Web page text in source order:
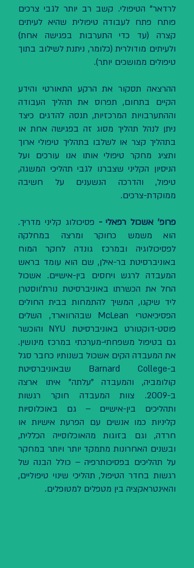
לרדאר" הטיפולי. קשב רב יותר לגבי צרכים
פותח פתח לעבודה טיפולית שהיא לעיתים
קצרה (עד כדי התערבות בפגישה אחת)
ולעיתים מודולרית (כלומר, ניתנת לשילוב בתוך
טיפולים ממושכים יותר).
ההרצאה תסקור את הרקע התאורטי והידע
הקיים בתחום, תפרוס את תהליך העבודה
וההתערבויות המרכזיות, תנסה להדגים כיצד
ניתן לנהל תהליך מסוג זה בפגישה אחת או
בתהליך קצר או לשלבו בתהליך טיפולי ארוך
ותציג מחקר טיפולי אותו אנו עורכים ועל
הניסיון הקליני שצברנו לגבי תהליכי המשגה,
טיפול, והדרכה הנשענים על חשיבה
ממוקדת-צרכים.
פרופ' אשכול רפאלי - פסיכולוג קליני מדריך.
הוא משמש כחוקר ומרצה במחלקה
לפסיכולוגיה ובמרכז גונדה לחקר המוח
באוניברסיטת בר-אילן, שם הוא עומד בראש
המעבדה לרגש ויחסים בין-אישיים. אשכול
החל את הכשרתו באוניברסיטת נורת'ווסטרן
ליד שיקגו, המשיך להתמחות בבית החולים
הפסיכיאטרי McLean שבהרווארד, השלים
פוסט-דוקטורט באוניברסיטת NYU והוכשר
גם בטיפול משפחתי-מערכתי במרכז מינושין.
את המעבדה הקים אשכול בשנותיו כחבר סגל
ב-Barnard College שבאוניברסיטת
קולומביה, והמעבדה "עלתה" איתו ארצה
ב-2009. צוות המעבדה חוקר רגשות
ותהליכים בין-אישיים – גם באוכלוסיות
קליניות כמו אנשים עם הפרעת אישיות או
חרדה, וגם בזוגות מהאוכלוסייה הכללית,
ובשנים האחרונות מתמקד יותר ויותר במחקר
על תהליכים בפסיכותרפיה – כולל הבנה של
רגשות בחדר הטיפול, תהליכי שינוי טיפוליים,
והאינטראקציה בין מטפלים למטופלים.